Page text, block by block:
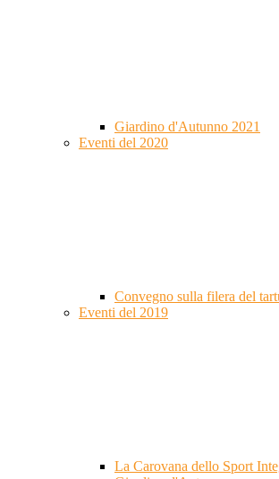
Giardino d'Autunno 2021
Eventi del 2020
Convegno sulla filera del
Eventi del 2019
La Carovana dello Sport